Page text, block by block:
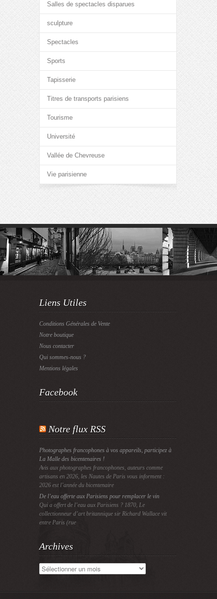
Salles de spectacles disparues
sculpture
Spectacles
Sports
Tapisserie
Titres de transports parisiens
Tourisme
Université
Vallée de Chevreuse
Vie parisienne
Liens Utiles
Conditions Générales de Vente
Notre boutique
Nous contacter
Qui sommes-nous ?
Mentions légales
Facebook
Notre flux RSS
Photographes francophones à vos appareils, participez à
La Malle des bicentenaires !
Avis aux photographes francophones, auteurs comme
artisans en 2026, les Nautes de Paris vous informent :
2026 est l’année du bicentenaire
De l’eau offerte aux Parisiens pour remplacer le vin
Qui a offert de l’eau aux Parisiens ? 1870, Le
collectionneur d’art britannique sir Richard Wallace vit
entre Paris (rue
Archives
Archives